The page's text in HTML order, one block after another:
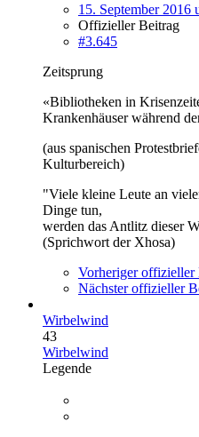
15. September 2016
Offizieller Beitrag
#3.645
Zeitsprung
«Bibliotheken in
Krankenhäuser während
(aus spanischen
Kulturbereich)
"Viele kleine Leute an
Dinge tun,
werden das Antlitz dieser
(Sprichwort der Xhosa)
Vorheriger offizieller
Nächster offizieller
Wirbelwind
43
Wirbelwind
Legende